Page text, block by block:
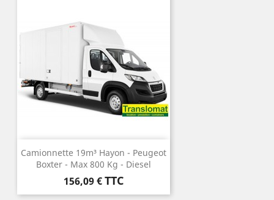
Camionnette 19m³ Hayon - Peugeot
Boxter - Max 800 Kg - Diesel
Prix
156,09 €TTC